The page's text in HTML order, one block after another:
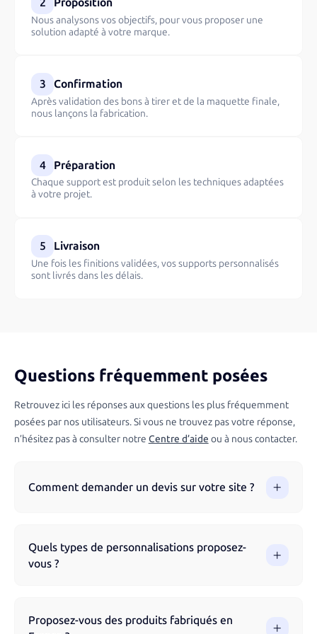
Nous analysons vos objectifs, pour vous proposer une
solution adapté à votre marque.
3 Confirmation
Après validation des bons à tirer et de la maquette finale,
nous lançons la fabrication.
4 Préparation
Chaque support est produit selon les techniques adaptées
à votre projet.
5 Livraison
Une fois les finitions validées, vos supports personnalisés
sont livrés dans les délais.
Questions fréquemment posées
Retrouvez ici les réponses aux questions les plus fréquemment
posées par nos utilisateurs. Si vous ne trouvez pas votre réponse,
n’hésitez pas à consulter notre Centre d’aide ou à nous contacter.
Comment demander un devis sur votre site ?
Notre équipe vous accompagne à chaque étape pour
garantir un résultat optimal.
Quels types de personnalisations proposez-
vous ?
gravure laser, flocage, impression UV et tampographie.
Proposez-vous des produits fabriqués en